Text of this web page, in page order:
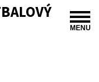
MENU